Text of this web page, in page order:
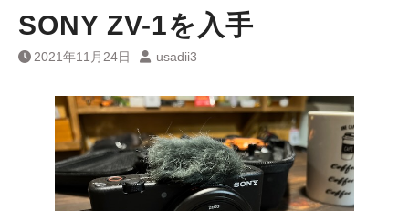
SONY ZV-1を入手
2021年11月24日 usadii3